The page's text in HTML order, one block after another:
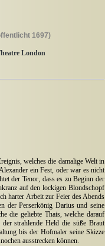
1697)
London
welches die damalige Welt in
ein Fest, oder war es nicht
der Tenor, dass es zu Beginn der
auf den lockigen Blondschopf
harter Arbeit zur Feier des Abends
der Perserkönig Darius und seine
die geliebte Thais, welche darauf
strahlende Held die süße Braut
bis der Hofmaler seine Skizze
ausstrecken können.